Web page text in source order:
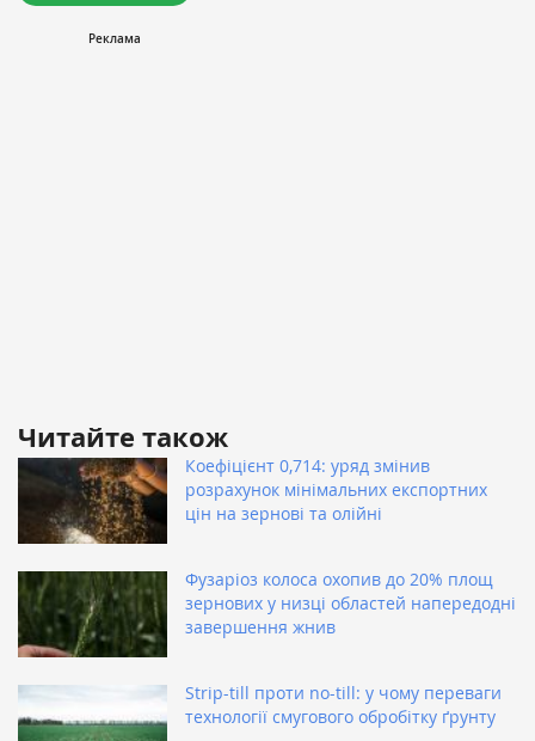
Читайте також
Коефіцієнт 0,714: уряд змінив
розрахунок мінімальних експортних
цін на зернові та олійні
Фузаріоз колоса охопив до 20% площ
зернових у низці областей напередодні
завершення жнив
Strip-till проти no-till: у чому переваги
технології смугового обробітку ґрунту